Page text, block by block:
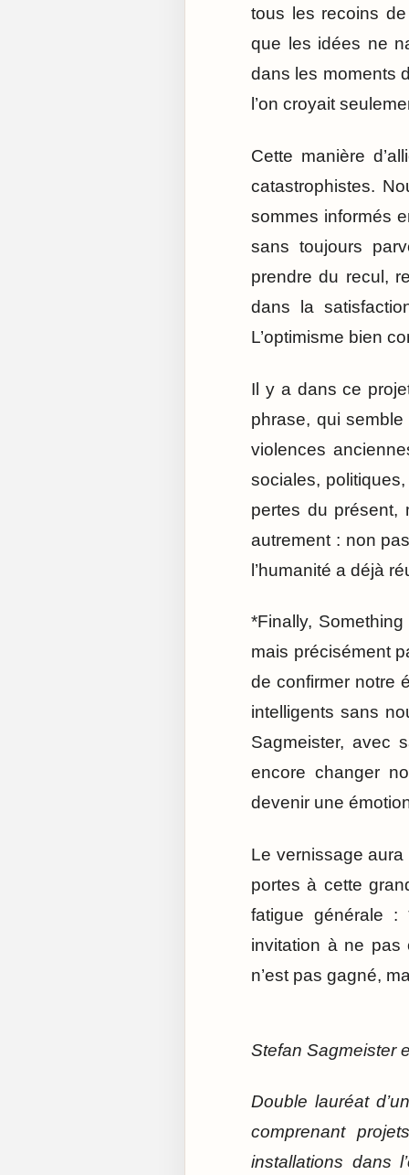
tous les recoins de
que les idées ne
dans les moments
l’on croyait
Cette manière
catastrophistes.
sommes informés
sans toujours
prendre du recul,
dans la
L’optimisme bien
Il y a dans ce
phrase, qui
violences
sociales,
pertes du présent,
autrement : non
l’humanité a déjà
*Finally,
mais précisément
de confirmer notre
intelligents sans
Sagmeister, avec
encore changer
devenir une
Le vernissage
portes à cette
fatigue générale :
invitation à ne pas
n’est pas gagné,
Stefan Sagmeister
Double lauréat
comprenant
installations dans